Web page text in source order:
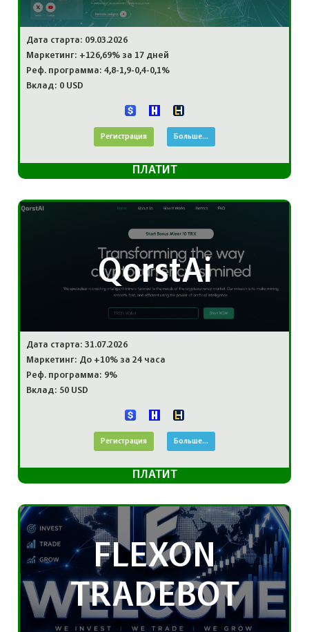
Дата старта: 09.03.2026
Маркетинг: +126,69% за 17 дней
Реф. программа: 4,8-1,9-0,4-0,1%
Вклад: 0 USD
Регистрация Больше...
ПЛАТИТ
QorstAi
Дата старта: 31.07.2026
Маркетинг: До +10% за 24 часа
Реф. программа: 9%
Вклад: 50 USD
Регистрация Больше...
ПЛАТИТ
FLEXON
TRADEBOT